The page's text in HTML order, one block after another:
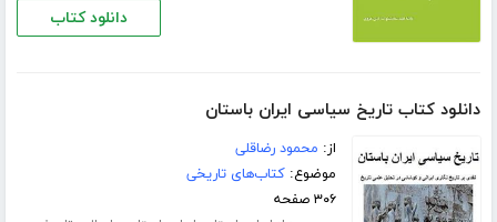
دانلود کتاب
دانلود کتاب تاریخ سیاسی ایران باستان
از: محمود رضاقلی
موضوع:کتاب‌های تاریخی
۳۰۶ صفحه